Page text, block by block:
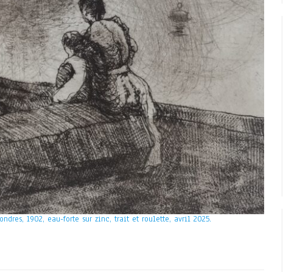
1902, eau-forte sur zinc, trait et roulette, avril 2025.